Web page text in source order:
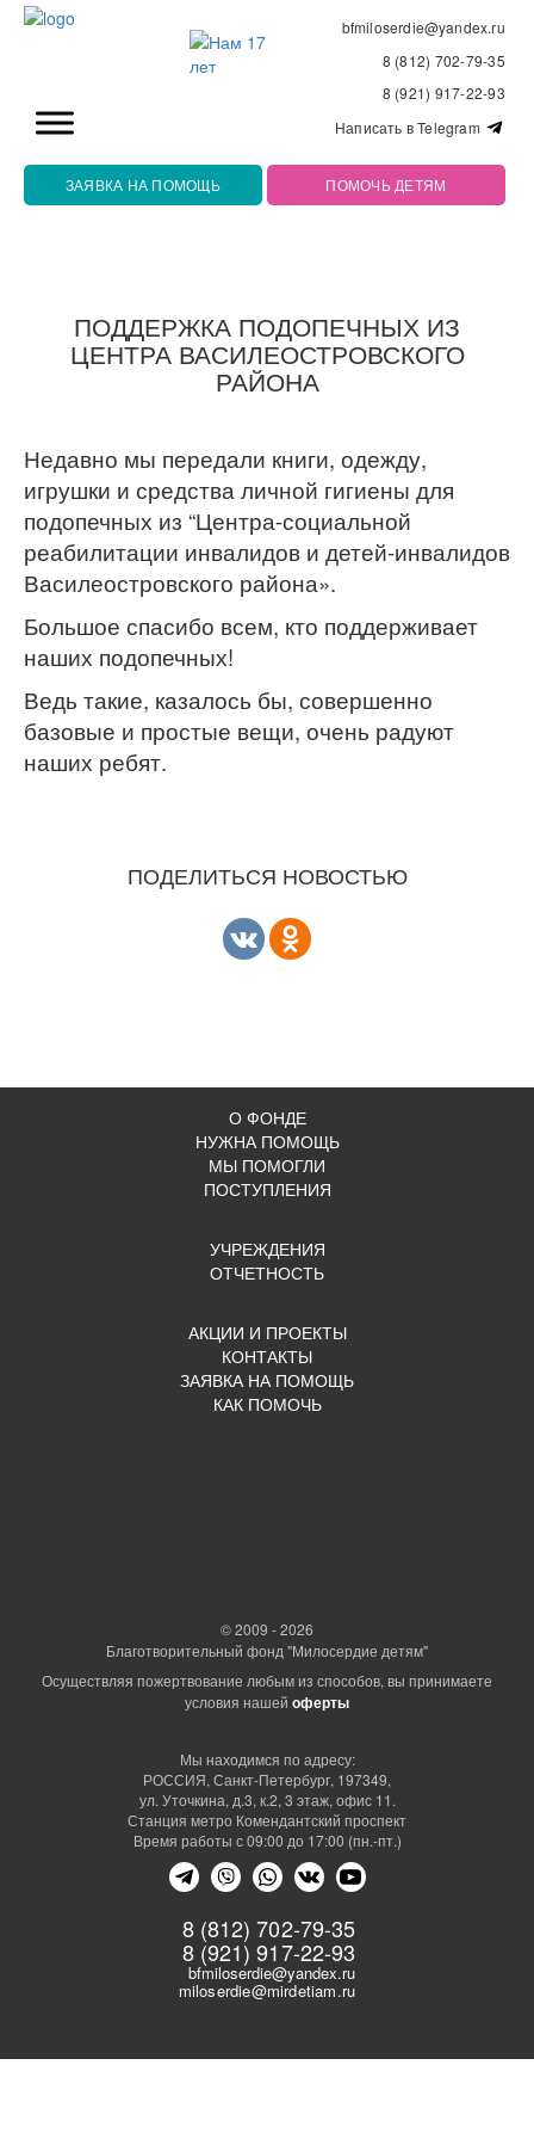
bfmiloserdie@yandex.ru
8 (812) 702-79-35
8 (921) 917-22-93
Написать в Telegram
ЗАЯВКА НА ПОМОЩЬ ПОМОЧЬ ДЕТЯМ
ПОДДЕРЖКА ПОДОПЕЧНЫХ ИЗ
ЦЕНТРА ВАСИЛЕОСТРОВСКОГО
РАЙОНА
Недавно мы передали книги, одежду,
игрушки и средства личной гигиены для
подопечных из “Центра-социальной
реабилитации инвалидов и детей-инвалидов
Василеостровского района».
Большое спасибо всем, кто поддерживает
наших подопечных!
Ведь такие, казалось бы, совершенно
базовые и простые вещи, очень радуют
наших ребят.
ПОДЕЛИТЬСЯ НОВОСТЬЮ
О ФОНДЕ
НУЖНА ПОМОЩЬ
МЫ ПОМОГЛИ
ПОСТУПЛЕНИЯ
УЧРЕЖДЕНИЯ
ОТЧЕТНОСТЬ
АКЦИИ И ПРОЕКТЫ
КОНТАКТЫ
ЗАЯВКА НА ПОМОЩЬ
КАК ПОМОЧЬ
© 2009 - 2026
Благотворительный фонд "Милосердие детям"
Осуществляя пожертвование любым из способов, вы принимаете
условия нашей оферты
8 (812) 702-79-35
8 (921) 917-22-93
bfmiloserdie@yandex.ru
miloserdie@mirdetiam.ru
Мы находимся по адресу:
РОССИЯ, Санкт-Петербург, 197349,
ул. Уточкина, д.3, к.2, 3 этаж, офис 11.
Станция метро Комендантский проспект
Время работы с 09:00 до 17:00 (пн.-пт.)